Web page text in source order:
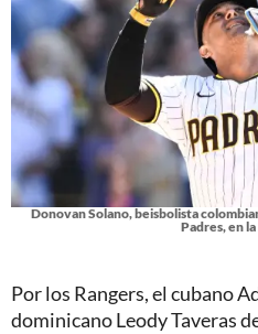
Donovan Solano, beisbolista
Padres, en
Por los Rangers, el cubano
dominicano Leody Taveras